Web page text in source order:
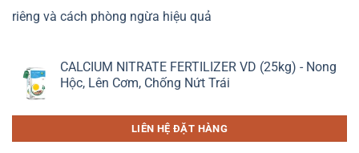
riêng và cách phòng ngừa hiệu quả
CALCIUM NITRATE FERTILIZER VD (25kg) - Nong
Hộc, Lên Cơm, Chống Nứt Trái
LIÊN HỆ ĐẶT HÀNG